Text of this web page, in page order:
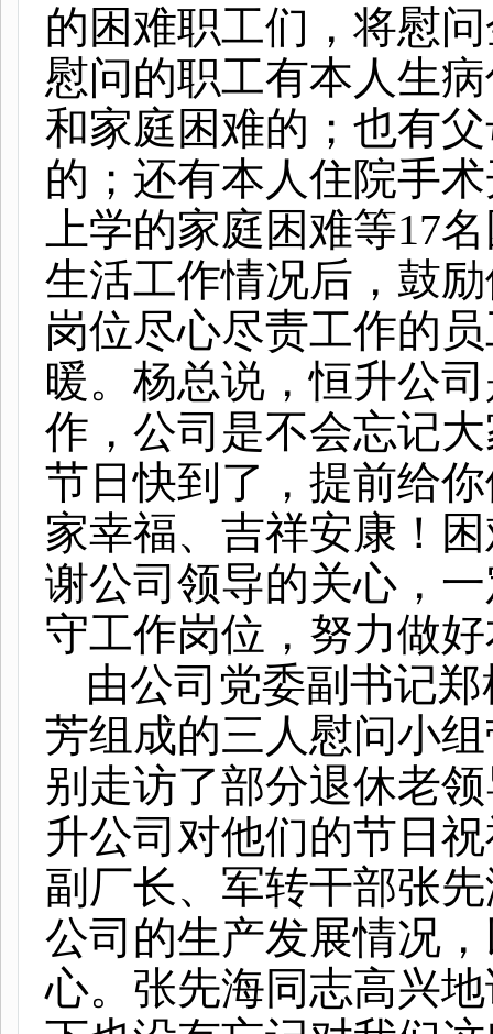
的困难职工们，将慰
慰问的职工有本人生
和家庭困难的；也有
的；还有本人住院手
上学的家庭困难等17
生活工作情况后，鼓
岗位尽心尽责工作的
暖。杨总说，恒升公
作，公司是不会忘记
节日快到了，提前给
家幸福、吉祥安康！
谢公司领导的关心，
守工作岗位，努力做
由公司党委副书记
芳组成的三人慰问小
别走访了部分退休老
升公司对他们的节日
副厂长、军转干部张
公司的生产发展情况
心。张先海同志高兴